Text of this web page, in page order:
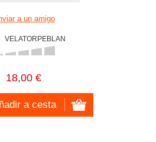
VELATORPEBLAN
18,00 €